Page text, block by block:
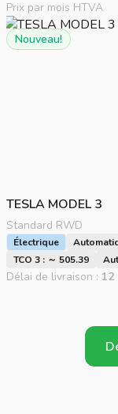
Prix par mois HTVA
Nouveau!
TESLA MODEL 3
Standard RWD
Électrique
TCO 3 : ～ 505.39
Délai de livraison : 12